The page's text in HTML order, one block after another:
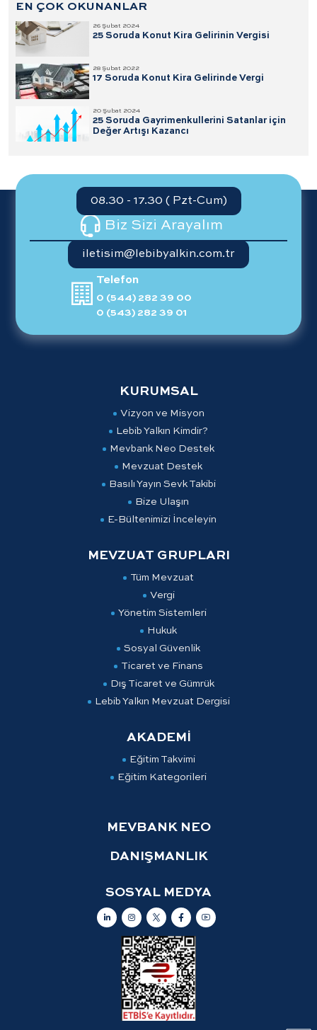
EN ÇOK OKUNANLAR
26 Şubat 2024
25 Soruda Konut Kira Gelirinin Vergisi
28 Şubat 2022
17 Soruda Konut Kira Gelirinde Vergi
20 Şubat 2024
25 Soruda Gayrimenkullerini Satanlar için
Değer Artışı Kazancı
08.30 - 17.30 ( Pzt-Cum)
Biz Sizi Arayalım
iletisim@lebibyalkin.com.tr
Telefon
0 (544) 282 39 00
0 (543) 282 39 01
KURUMSAL
Vizyon ve Misyon
Lebib Yalkın Kimdir?
Mevbank Neo Destek
Mevzuat Destek
Basılı Yayın Sevk Takibi
Bize Ulaşın
E-Bültenimizi İnceleyin
MEVZUAT GRUPLARI
Tüm Mevzuat
Vergi
Yönetim Sistemleri
Hukuk
Sosyal Güvenlik
Ticaret ve Finans
Dış Ticaret ve Gümrük
Lebib Yalkın Mevzuat Dergisi
AKADEMİ
Eğitim Takvimi
Eğitim Kategorileri
MEVBANK NEO
DANIŞMANLIK
SOSYAL MEDYA